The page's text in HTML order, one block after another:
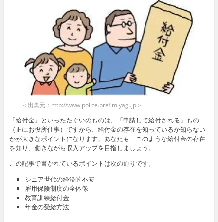
＜出典元：http://www.police.pref.miyagi.jp＞
「給付金」といったたぐいのものは、「申請して給付される」もの
（正にお役所仕事）ですから、給付金の存在を知っているか知らない
かが大きなポイントになります。あなたも、このような給付金の存在
を知り、働きながら収入アップを目指しましょう。
この記事で書かれているポイントは次の通りです。
シニア世代の経済的不安
雇用保険制度の全体像
教育訓練給付金
年金の受給方法